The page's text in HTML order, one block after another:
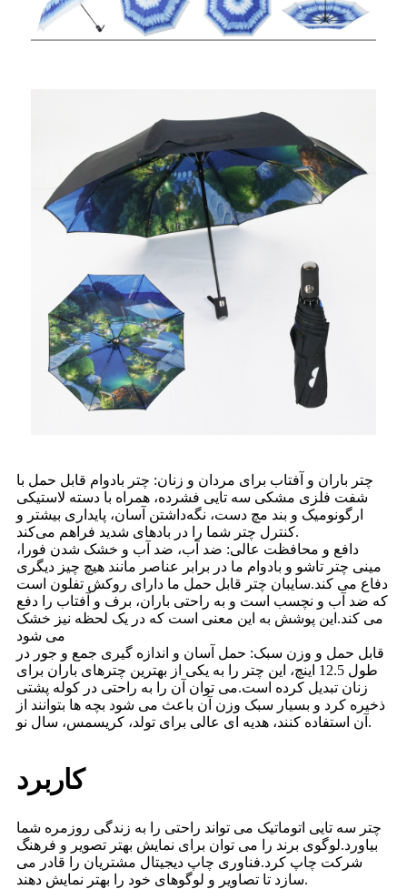
چتر باران و آفتاب برای مردان و زنان: چتر بادوام قابل حمل با
شفت فلزی مشکی سه تایی فشرده، همراه با دسته لاستیکی
ارگونومیک و بند مچ دست، نگه‌داشتن آسان، پایداری بیشتر و
کنترل چتر شما را در بادهای شدید فراهم می‌کند.
دافع و محافظت عالی: ضد آب، ضد آب و خشک شدن فورا،
مینی چتر تاشو و بادوام ما در برابر عناصر مانند هیچ چیز دیگری
دفاع می کند.سایبان چتر قابل حمل ما دارای روکش تفلون است
که ضد آب و نچسب است و به راحتی باران، برف و آفتاب را دفع
می کند.این پوشش به این معنی است که در یک لحظه نیز خشک
می شود
قابل حمل و وزن سبک: حمل آسان و اندازه گیری جمع و جور در
طول 12.5 اینچ، این چتر را به یکی از بهترین چترهای باران برای
زنان تبدیل کرده است.می توان آن را به راحتی در کوله پشتی
ذخیره کرد و بسیار سبک وزن آن باعث می شود بچه ها بتوانند از
آن استفاده کنند، هدیه ای عالی برای تولد، کریسمس، سال نو.
کاربرد
چتر سه تایی اتوماتیک می تواند راحتی را به زندگی روزمره شما
بیاورد.لوگوی برند را می توان برای نمایش بهتر تصویر و فرهنگ
شرکت چاپ کرد.فناوری چاپ دیجیتال مشتریان را قادر می
سازد تا تصاویر و لوگوهای خود را بهتر نمایش دهند.